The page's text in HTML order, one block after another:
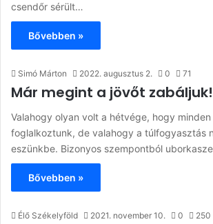
csendőr sérült…
Bővebben »
Simó Márton 2022. augusztus 2. 0 71
Már megint a jövőt zabáljuk!
Valahogy olyan volt a hétvége, hogy
foglalkoztunk, de valahogy a túlfogyasztás
eszünkbe. Bizonyos szempontból
Bővebben »
Élő Székelyföld 2021. november 10. 0 250